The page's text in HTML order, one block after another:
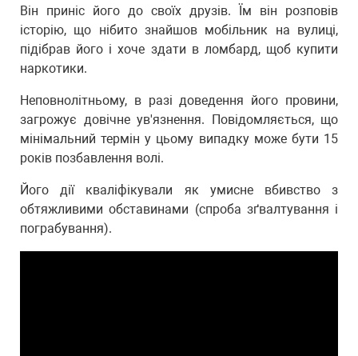
Він приніс його до своїх друзів. Їм він розповів
історію, що нібито знайшов мобільник на вулиці,
підібрав його і хоче здати в ломбард, щоб купити
наркотики.
Неповнолітньому, в разі доведення його провини,
загрожує довічне ув'язнення. Повідомляється, що
мінімальний термін у цьому випадку може бути 15
років позбавлення волі.
Його дії кваліфікували як умисне вбивство з
обтяжливими обставинами (спроба зґвалтування і
пограбування).